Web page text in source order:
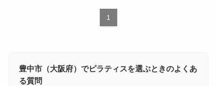
1
豊中市（大阪府）でピラティスを選ぶときのよくあ
る質問